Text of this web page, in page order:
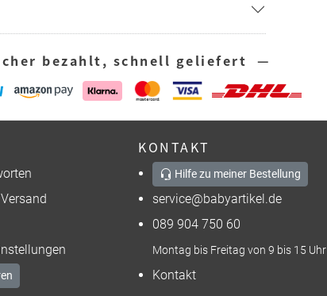
bezahlt, schnell geliefert —
KONTAKT
Hilfe zu meiner Bestellung
service@babyartikel.de
089 904 750 60
Montag bis Freitag von 9 bis 15 Uhr
Kontakt